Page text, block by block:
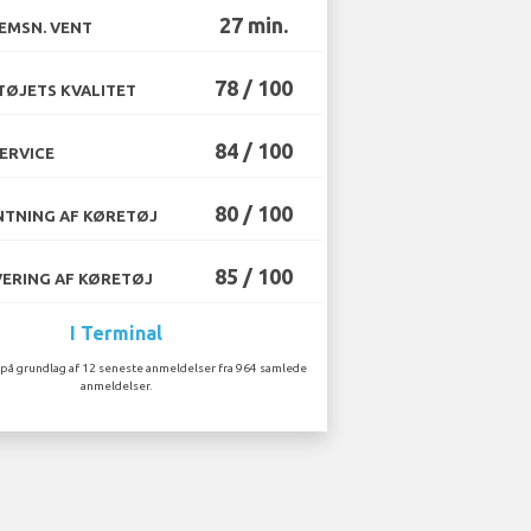
VENT 27 min.
KVALITET 78 / 100
84 / 100
AF KØRETØJ 80 / 100
AF KØRETØJ 85 / 100
I Terminal
grundlag af 12 seneste anmeldelser fra 964 samlede
anmeldelser.